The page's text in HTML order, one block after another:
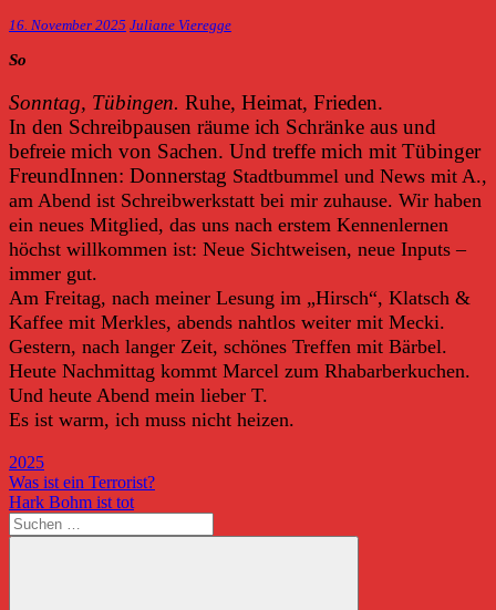
16. November 2025 Juliane Vieregge
So
Sonntag, Tübingen. Ruhe, Heimat, Frieden.
In den Schreibpausen räume ich Schränke aus und
befreie mich von Sachen. Und treffe mich mit Tübinger
FreundInnen: Donnerstag Stadtbummel und News mit A.,
am Abend ist Schreibwerkstatt bei mir zuhause. Wir haben
ein neues Mitglied, das uns nach erstem Kennenlernen
höchst willkommen ist: Neue Sichtweisen, neue Inputs –
immer gut.
Am Freitag, nach meiner Lesung im „Hirsch“, Klatsch &
Kaffee mit Merkles, abends nahtlos weiter mit Mecki.
Gestern, nach langer Zeit, schönes Treffen mit Bärbel.
Heute Nachmittag kommt Marcel zum Rhabarberkuchen.
Und heute Abend mein lieber T.
Es ist warm, ich muss nicht heizen.
2025
Beitragsnavigation
Vorheriger
Beitrag:
Was ist ein Terrorist?
Nächster
Beitrag:
Hark Bohm ist tot
Suchen
nach: